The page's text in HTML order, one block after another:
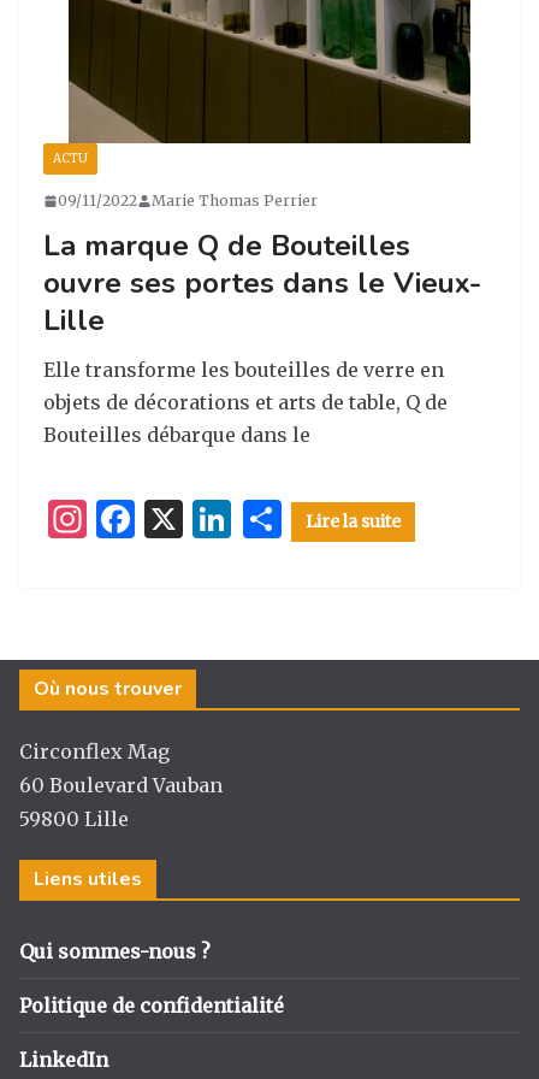
ACTU
09/11/2022 Marie Thomas Perrier
La marque Q de Bouteilles
ouvre ses portes dans le Vieux-
Lille
Elle transforme les bouteilles de verre en
objets de décorations et arts de table, Q de
Bouteilles débarque dans le
I
g
ra
m
F
b
o
o
k
X
Li
dI
n
P
ar
er
Lire la suite
Où nous trouver
Circonflex Mag
60 Boulevard Vauban
59800 Lille
Liens utiles
Qui sommes-nous ?
Politique de confidentialité
LinkedIn